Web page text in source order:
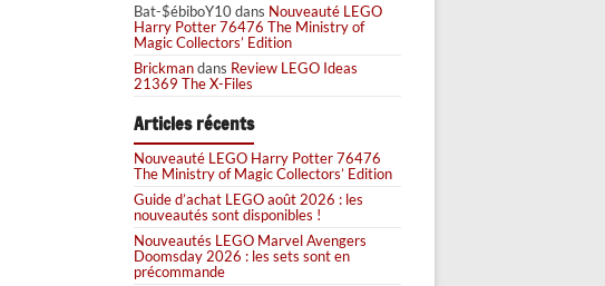
Bat-$ébiboY10dans Nouveauté LEGO
Harry Potter 76476 The Ministry of
Magic Collectors’ Edition
Brickmandans Review LEGO Ideas
21369 The X-Files
Articles récents
Nouveauté LEGO Harry Potter 76476
The Ministry of Magic Collectors’ Edition
Guide d’achat LEGO août 2026 : les
nouveautés sont disponibles !
Nouveautés LEGO Marvel Avengers
Doomsday 2026 : les sets sont en
précommande